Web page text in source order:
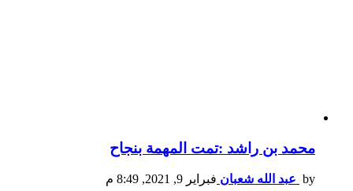
محمد بن راشد :تمت المهمة بنجاح
by عبد الله شعبان فبراير 9, 2021, 8:49 م